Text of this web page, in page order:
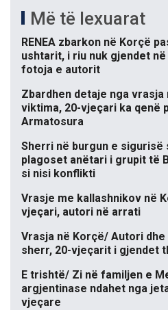
Më të lexuarat
RENEA zbarkon në Korçë
ushtarit, i riu nuk gjendet
fotoja e autorit
Zbardhen detaje nga
viktima, 20-vjeçari ka qenë
Armatosura
Sherri në burgun e sigurisë
plagoset anëtari i grupit të
si nisi konflikti
Vrasje me kallashnikov në
vjeçari, autori në arrati
Vrasja në Korçë/ Autori
sherr, 20-vjeçarit i gjendet
E trishtë/ Zi në familjen e
argjentinase ndahet nga
vjeçare